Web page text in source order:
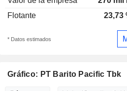
Flotante
23,73
* Datos estimados
Gráfico: PT Barito Pacific Tbk